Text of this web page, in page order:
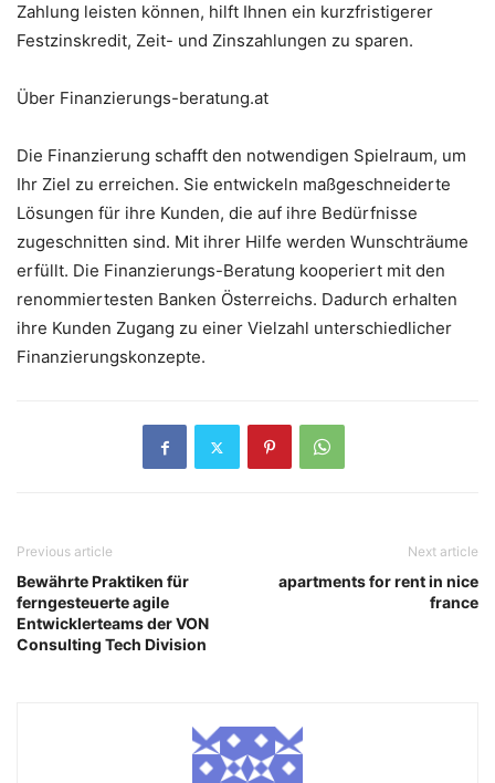
Zahlung leisten können, hilft Ihnen ein kurzfristigerer
Festzinskredit, Zeit- und Zinszahlungen zu sparen.
Über Finanzierungs-beratung.at
Die Finanzierung schafft den notwendigen Spielraum, um
Ihr Ziel zu erreichen. Sie entwickeln maßgeschneiderte
Lösungen für ihre Kunden, die auf ihre Bedürfnisse
zugeschnitten sind. Mit ihrer Hilfe werden Wunschträume
erfüllt. Die Finanzierungs-Beratung kooperiert mit den
renommiertesten Banken Österreichs. Dadurch erhalten
ihre Kunden Zugang zu einer Vielzahl unterschiedlicher
Finanzierungskonzepte.
Previous article
Bewährte Praktiken für
ferngesteuerte agile
Entwicklerteams der VON
Consulting Tech Division
Next article
apartments for rent in nice
france